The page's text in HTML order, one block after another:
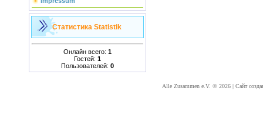
Статистика Statistik
Онлайн всего: 1
Гостей: 1
Пользователей: 0
Alle Zusammen e.V. © 2026 | Сайт